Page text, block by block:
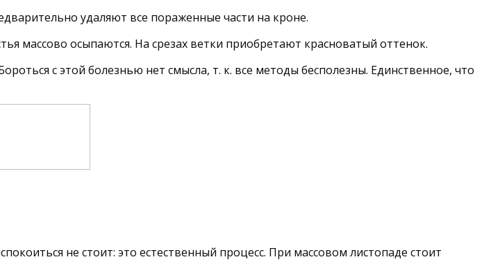
удаляют все пораженные части на кроне.
массово осыпаются. На срезах ветки приобретают красноватый оттенок.
с этой болезнью нет смысла, т. к. все методы бесполезны. Единственное, что
не стоит: это естественный процесс. При массовом листопаде стоит